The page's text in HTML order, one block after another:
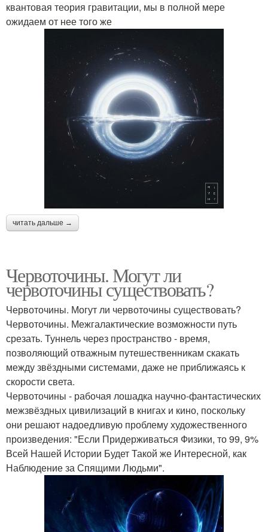
квантовая теория гравитации, мы в полной мере
ожидаем от нее того же
читать дальше →
Червоточины. Могут ли
червоточины существовать?
Червоточины. Могут ли червоточины существовать?
Червоточины. Межгалактические возможности путь
срезать. Туннель через пространство - время,
позволяющий отважным путешественникам скакать
между звёздными системами, даже не приближаясь к
скорости света.
Червоточины - рабочая лошадка научно-фантастических
межзвёздных цивилизаций в книгах и кино, поскольку
они решают надоедливую проблему художественного
произведения: "Если Придерживаться Физики, то 99, 9%
Всей Нашей Истории Будет Такой же Интересной, как
Наблюдение за Спящими Людьми".